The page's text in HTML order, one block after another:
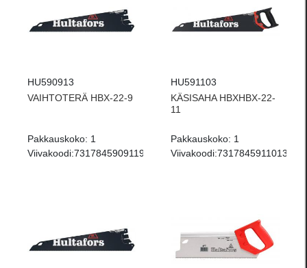
HU590913
VAIHTOTERÄ HBX-22-9
Pakkauskoko: 1
Viivakoodi:7317845909119
HU591103
KÄSISAHA HBXHBX-22-
11
Pakkauskoko: 1
Viivakoodi:7317845911013